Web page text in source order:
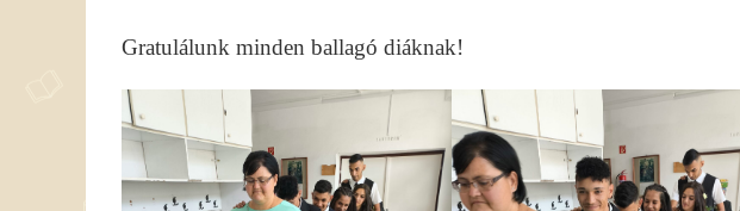
Gratulálunk minden ballagó diáknak!